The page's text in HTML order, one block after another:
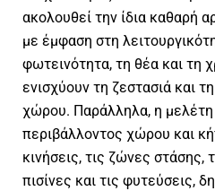
ακολουθεί την ίδια καθαρή
με έμφαση στη
φωτεινότητα, τη θέα και τη
ενισχύουν τη ζεστασιά και
χώρου. Παράλληλα, η
περιβάλλοντος χώρου και
κινήσεις, τις ζώνες στάσης,
πισίνες και τις φυτεύσεις,